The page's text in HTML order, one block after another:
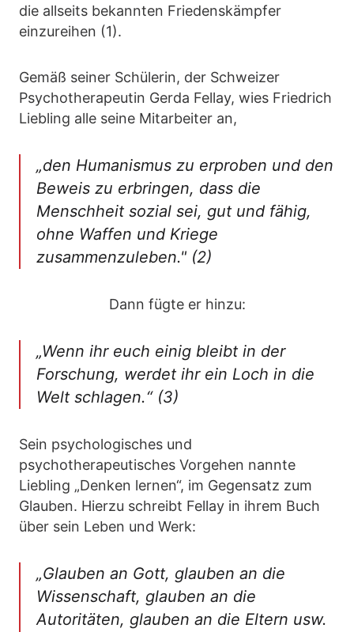
die allseits bekannten Friedenskämpfer
einzureihen (1).
Gemäß seiner Schülerin, der Schweizer
Psychotherapeutin Gerda Fellay, wies Friedrich
Liebling alle seine Mitarbeiter an,
„den Humanismus zu erproben und den
Beweis zu erbringen, dass die
Menschheit sozial sei, gut und fähig,
ohne Waffen und Kriege
zusammenzuleben." (2)
Dann fügte er hinzu:
„Wenn ihr euch einig bleibt in der
Forschung, werdet ihr ein Loch in die
Welt schlagen.“ (3)
Sein psychologisches und
psychotherapeutisches Vorgehen nannte
Liebling „Denken lernen“, im Gegensatz zum
Glauben. Hierzu schreibt Fellay in ihrem Buch
über sein Leben und Werk:
„Glauben an Gott, glauben an die
Wissenschaft, glauben an die
Autoritäten, glauben an die Eltern usw.